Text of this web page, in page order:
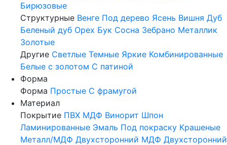
Бирюзовые
Структурные Венге Под дерево Ясень Вишня Дуб
Беленый дуб Орех Бук Сосна Зебрано Металлик
Золотые
Другие Светлые Темные Яркие Комбинированные
Белые с золотом С патиной
Форма
Форма Простые С фрамугой
Материал
Покрытие ПВХ МДФ Винорит Шпон
Ламинированные Эмаль Под покраску Крашеные
Металл/МДФ Двухсторонний МДФ Двухсторонний